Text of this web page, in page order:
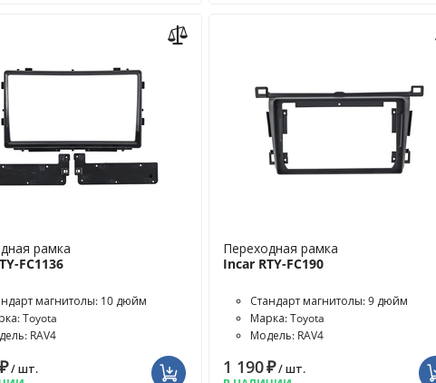
рамка
FC1136
магнитолы: 10 дюйм
Toyota
RAV4
₽/ шт.
Переходная рамка
Incar RTY-FC190
Стандарт магнитолы: 9 дюйм
Марка: Toyota
Модель: RAV4
1 190₽/ шт.